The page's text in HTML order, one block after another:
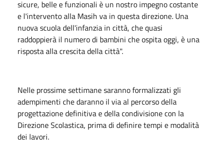
sicure, belle e funzionali è un nostro impegno costante
e l'intervento alla Masih va in questa direzione. Una
nuova scuola dell'infanzia in città, che quasi
raddoppierà il numero di bambini che ospita oggi, è una
risposta alla crescita della città".
Nelle prossime settimane saranno formalizzati gli
adempimenti che daranno il via al percorso della
progettazione definitiva e della condivisione con la
Direzione Scolastica, prima di definire tempi e modalità
dei lavori.